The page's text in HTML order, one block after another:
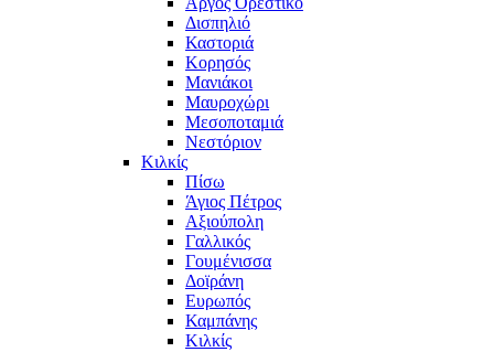
Δισπηλιό
Καστοριά
Κορησός
Μανιάκοι
Μαυροχώρι
Μεσοποταμιά
Νεστόριον
Κιλκίς
Πίσω
Άγιος Πέτρος
Αξιούπολη
Γαλλικός
Γουμένισσα
Δοϊράνη
Ευρωπός
Καμπάνης
Κιλκίς